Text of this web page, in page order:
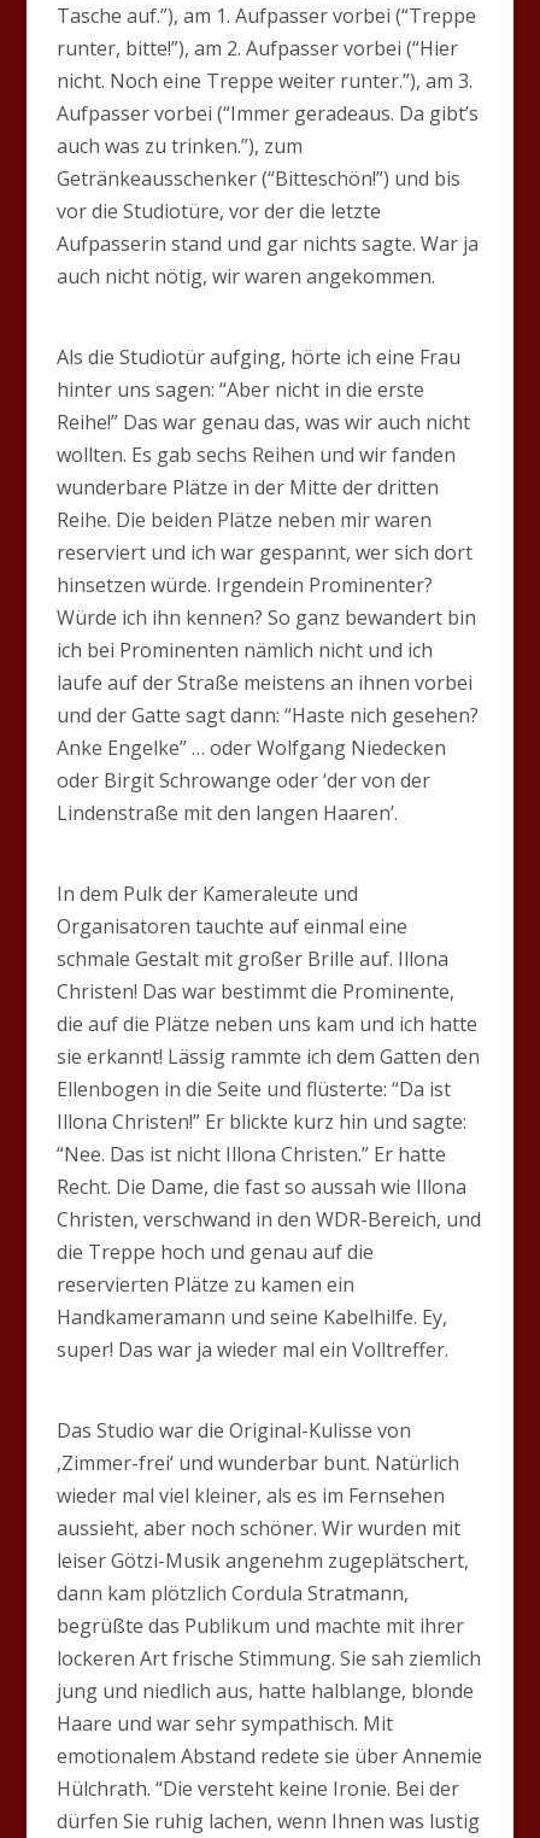
Tasche auf.”), am 1. Aufpasser vorbei (“Treppe
runter, bitte!”), am 2. Aufpasser vorbei (“Hier
nicht. Noch eine Treppe weiter runter.”), am 3.
Aufpasser vorbei (“Immer geradeaus. Da gibt’s
auch was zu trinken.”), zum
Getränkeausschenker (“Bitteschön!”) und bis
vor die Studiotüre, vor der die letzte
Aufpasserin stand und gar nichts sagte. War ja
auch nicht nötig, wir waren angekommen.
Als die Studiotür aufging, hörte ich eine Frau
hinter uns sagen: “Aber nicht in die erste
Reihe!” Das war genau das, was wir auch nicht
wollten. Es gab sechs Reihen und wir fanden
wunderbare Plätze in der Mitte der dritten
Reihe. Die beiden Plätze neben mir waren
reserviert und ich war gespannt, wer sich dort
hinsetzen würde. Irgendein Prominenter?
Würde ich ihn kennen? So ganz bewandert bin
ich bei Prominenten nämlich nicht und ich
laufe auf der Straße meistens an ihnen vorbei
und der Gatte sagt dann: “Haste nich gesehen?
Anke Engelke” … oder Wolfgang Niedecken
oder Birgit Schrowange oder ‘der von der
Lindenstraße mit den langen Haaren’.
In dem Pulk der Kameraleute und
Organisatoren tauchte auf einmal eine
schmale Gestalt mit großer Brille auf. Illona
Christen! Das war bestimmt die Prominente,
die auf die Plätze neben uns kam und ich hatte
sie erkannt! Lässig rammte ich dem Gatten den
Ellenbogen in die Seite und flüsterte: “Da ist
Illona Christen!” Er blickte kurz hin und sagte:
“Nee. Das ist nicht Illona Christen.” Er hatte
Recht. Die Dame, die fast so aussah wie Illona
Christen, verschwand in den WDR-Bereich, und
die Treppe hoch und genau auf die
reservierten Plätze zu kamen ein
Handkameramann und seine Kabelhilfe. Ey,
super! Das war ja wieder mal ein Volltreffer.
Das Studio war die Original-Kulisse von
‚Zimmer-frei‘ und wunderbar bunt. Natürlich
wieder mal viel kleiner, als es im Fernsehen
aussieht, aber noch schöner. Wir wurden mit
leiser Götzi-Musik angenehm zugeplätschert,
dann kam plötzlich Cordula Stratmann,
begrüßte das Publikum und machte mit ihrer
lockeren Art frische Stimmung. Sie sah ziemlich
jung und niedlich aus, hatte halblange, blonde
Haare und war sehr sympathisch. Mit
emotionalem Abstand redete sie über Annemie
Hülchrath. “Die versteht keine Ironie. Bei der
dürfen Sie ruhig lachen, wenn Ihnen was lustig